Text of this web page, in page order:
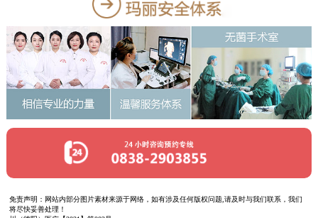
免责声明：网站内部分图片素材来源于网络，如有涉及任何版权问题,请及时与我们联系，我们
将尽快妥善处理！